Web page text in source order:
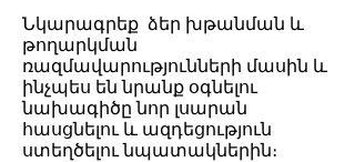
Նկարագրեք ձեր խթանման և
թողարկման
ռազմավարությունների մասին և
ինչպես են նրանք օգնելու
նախագիծը նոր լսարան
հասցնելու և ազդեցություն
ստեղծելու նպատակներին։